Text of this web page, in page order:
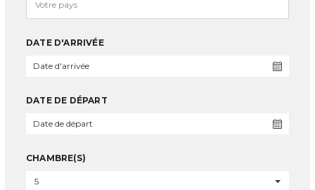
DATE D'ARRIVÉE
DATE DE DÉPART
CHAMBRE(S)
5